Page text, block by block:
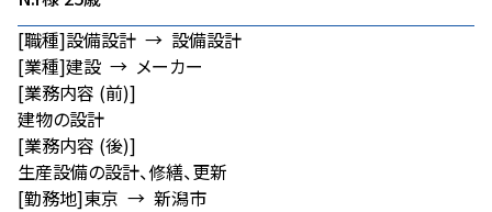
[職種]設備設計 → 設備設計
[業種]建設 → メーカー
[業務内容 (前)]
建物の設計
[業務内容 (後)]
生産設備の設計、修繕、更新
[勤務地]東京 → 新潟市